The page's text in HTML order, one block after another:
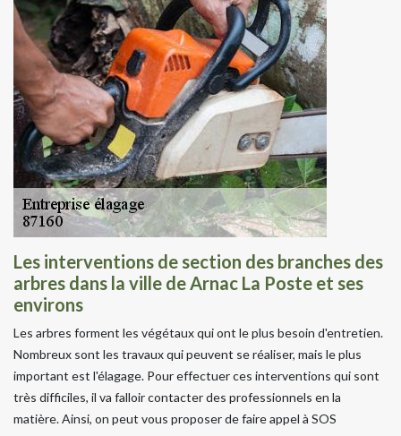
Les interventions de section des branches des
arbres dans la ville de Arnac La Poste et ses
environs
Les arbres forment les végétaux qui ont le plus besoin d'entretien.
Nombreux sont les travaux qui peuvent se réaliser, mais le plus
important est l'élagage. Pour effectuer ces interventions qui sont
très difficiles, il va falloir contacter des professionnels en la
matière. Ainsi, on peut vous proposer de faire appel à SOS